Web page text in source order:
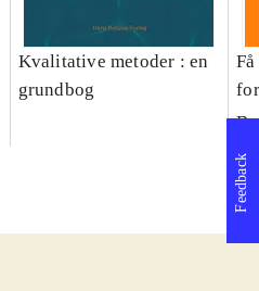
Kvalitative metoder : en
grundbog
Feedback